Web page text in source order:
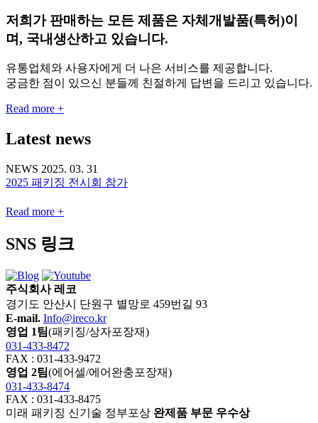
저희가 판매하는 모든 제품은 자체개발품(특허)이
며, 국내생산하고 있습니다.
유통업체와 사용자에게 더 나은 서비스를 제공합니다.
궁금한 점이 있으신 분들께 친절하게 답변을 드리고 있습니다.
Read more +
Latest news
NEWS 2025. 03. 31
2025 패키징 전시회 참가
Read more +
SNS 링크
주식회사 레코
경기도 안산시 단원구 별망로 459번길 93
E-mail. Info@ireco.kr
영업 1팀(패키징/상자포장재)
031-433-8472
FAX : 031-433-9472
영업 2팀(에어셀/에어완충포장재)
031-433-8474
FAX : 031-433-8475
미래 패키징 신기술 정부포상 완제품 부문 우수상